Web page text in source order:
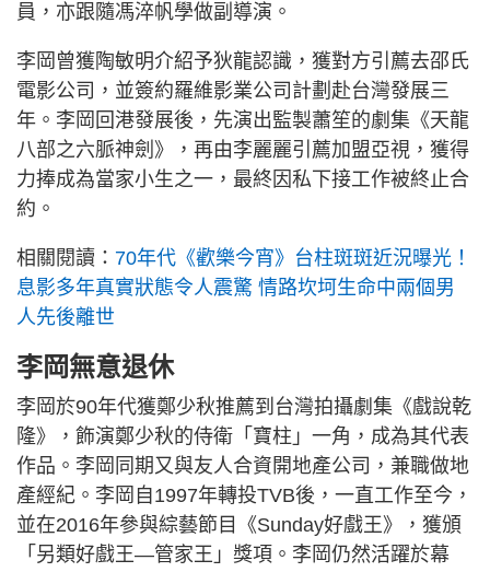
員，亦跟隨馮淬帆學做副導演。
李岡曾獲陶敏明介紹予狄龍認識，獲對方引薦去邵氏
電影公司，並簽約羅維影業公司計劃赴台灣發展三
年。李岡回港發展後，先演出監製蕭笙的劇集《天龍
八部之六脈神劍》，再由李麗麗引薦加盟亞視，獲得
力捧成為當家小生之一，最終因私下接工作被終止合
約。
相關閱讀： 70年代《歡樂今宵》台柱斑斑近況曝光！
息影多年真實狀態令人震驚 情路坎坷生命中兩個男
人先後離世
李岡無意退休
李岡於90年代獲鄭少秋推薦到台灣拍攝劇集《戲說乾
隆》，飾演鄭少秋的侍衛「寶柱」一角，成為其代表
作品。李岡同期又與友人合資開地產公司，兼職做地
產經紀。李岡自1997年轉投TVB後，一直工作至今，
並在2016年參與綜藝節目《Sunday好戲王》，獲頒
「另類好戲王—管家王」獎項。李岡仍然活躍於幕